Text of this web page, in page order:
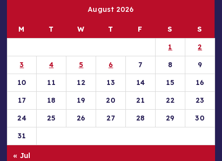
August 2026
M T W T F S
S
1
2
3
4 5 6 7 8
9
10
11 12 13 14 15
16
17
18 19 20 21 22
23
24
25 26 27 28 29
30
31
« Jul